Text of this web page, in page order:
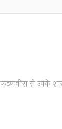
फडणवीस से उनके